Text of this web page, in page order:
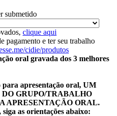
submetido
clique aqui
pagamento e ter seu trabalho
cidie/produtos
oral gravada dos 3 melhores
para apresentação oral, UM
GRUPO/TRABALHO
APRESENTAÇÃO ORAL.
as orientações abaixo: